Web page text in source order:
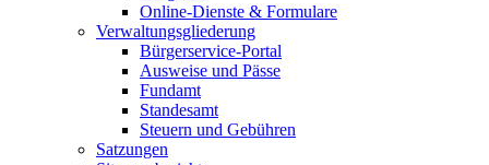
Online-Dienste & Formulare
Verwaltungsgliederung
Bürgerservice-Portal
Ausweise und Pässe
Fundamt
Standesamt
Steuern und Gebühren
Satzungen